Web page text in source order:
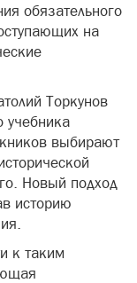
обязательного
на
Торкунов
учебника
выбирают
Новый подход
историю
к таким